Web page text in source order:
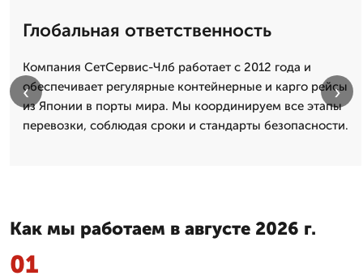
Глобальная ответственность
Компания СетСервис-Члб работает с 2012 года и
обеспечивает регулярные контейнерные и карго рейсы
из Японии в порты мира. Мы координируем все этапы
перевозки, соблюдая сроки и стандарты безопасности.
‹ ›
Как мы работаем в августе 2026 г.
01